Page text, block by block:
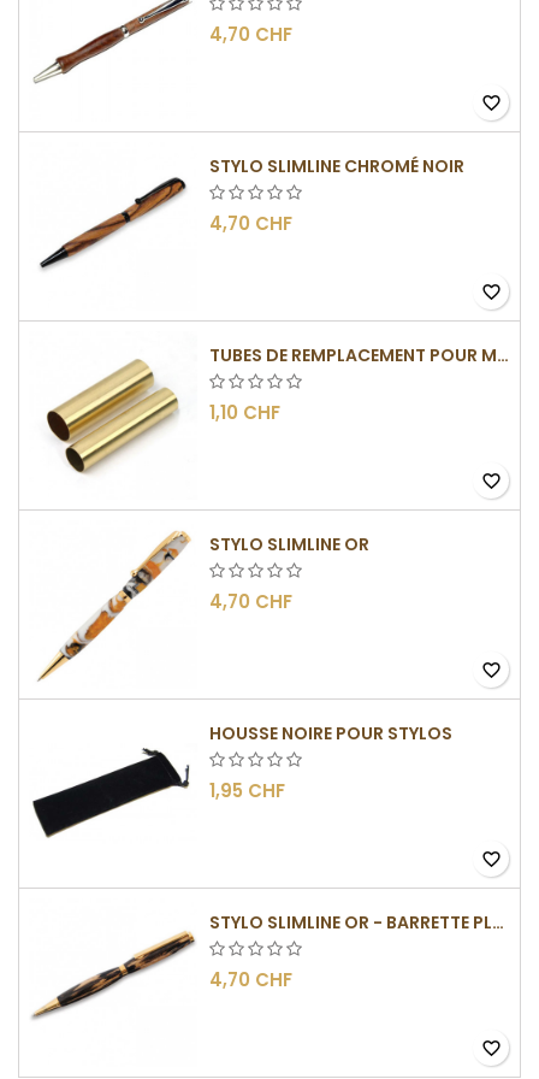
4,70 CHF
favorite_border
STYLO SLIMLINE CHROMÉ NOIR
4,70 CHF
favorite_border
TUBES DE REMPLACEMENT POUR MÉCANISMES SLIMLINE
1,10 CHF
favorite_border
STYLO SLIMLINE OR
4,70 CHF
favorite_border
HOUSSE NOIRE POUR STYLOS
1,95 CHF
favorite_border
STYLO SLIMLINE OR - BARRETTE PLATE
4,70 CHF
favorite_border